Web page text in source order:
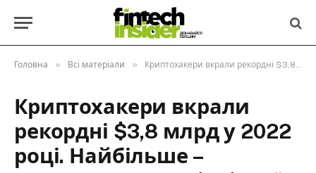
Головна » Всі матеріали » Криптохакери вкрали рекордні $3,8 млрд у 2022 році. Найбільше – зловмисники з Північної Кореї
Криптохакери вкрали
рекордні $3,8 млрд у 2022
році. Найбільше –